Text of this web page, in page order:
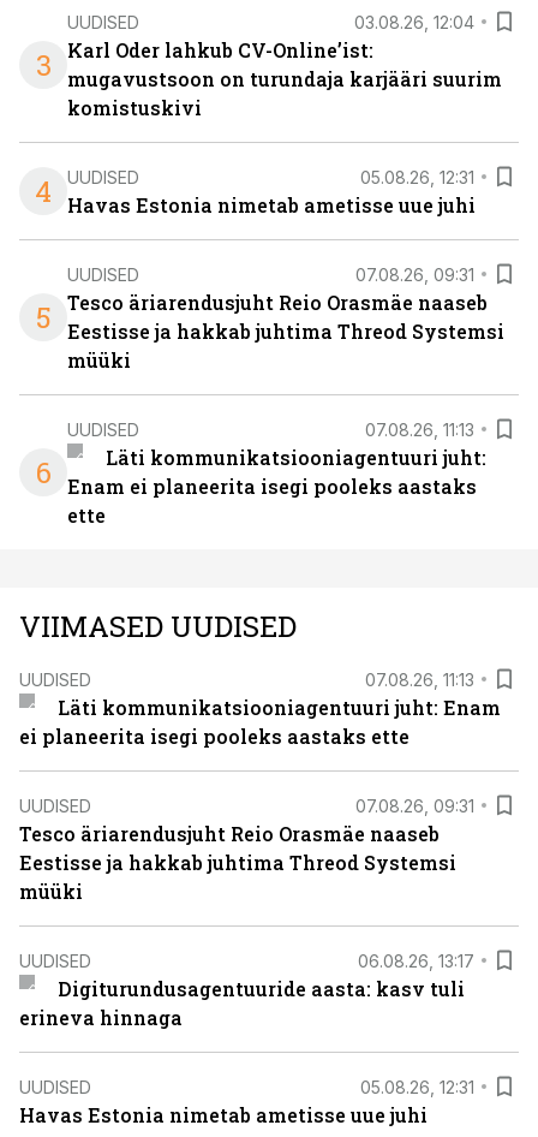
3
UUDISED 03.08.26, 12:04
Karl Oder lahkub CV-Online’ist:
mugavustsoon on turundaja karjääri suurim
komistuskivi
4 UUDISED 05.08.26, 12:31
Havas Estonia nimetab ametisse uue juhi
5
UUDISED 07.08.26, 09:31
Tesco äriarendusjuht Reio Orasmäe naaseb
Eestisse ja hakkab juhtima Threod Systemsi
müüki
6
UUDISED 07.08.26, 11:13
Läti kommunikatsiooniagentuuri juht:
Enam ei planeerita isegi pooleks aastaks
ette
VIIMASED UUDISED
UUDISED 07.08.26, 11:13
Läti kommunikatsiooniagentuuri juht: Enam
ei planeerita isegi pooleks aastaks ette
UUDISED 07.08.26, 09:31
Tesco äriarendusjuht Reio Orasmäe naaseb
Eestisse ja hakkab juhtima Threod Systemsi
müüki
UUDISED 06.08.26, 13:17
Digiturundusagentuuride aasta: kasv tuli
erineva hinnaga
UUDISED 05.08.26, 12:31
Havas Estonia nimetab ametisse uue juhi